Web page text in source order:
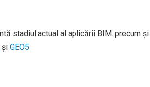
stadiul actual al aplicării BIM, precum și
și GEO5